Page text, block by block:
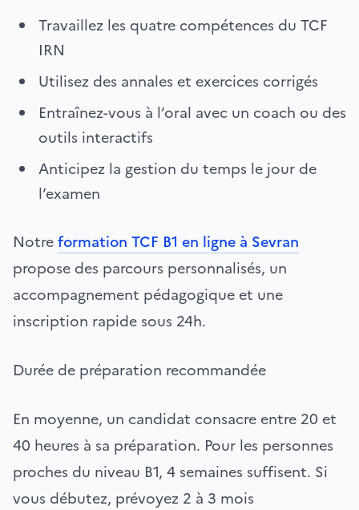
Travaillez les quatre compétences du TCF
IRN
Utilisez des annales et exercices corrigés
Entraînez-vous à l’oral avec un coach ou des
outils interactifs
Anticipez la gestion du temps le jour de
l’examen
Notreformation TCF B1 en ligne à Sevran
propose des parcours personnalisés, un
accompagnement pédagogique et une
inscription rapide sous 24h.
Durée de préparation recommandée
En moyenne, un candidat consacre entre 20 et
40 heures à sa préparation. Pour les personnes
proches du niveau B1, 4 semaines suffisent. Si
vous débutez, prévoyez 2 à 3 mois